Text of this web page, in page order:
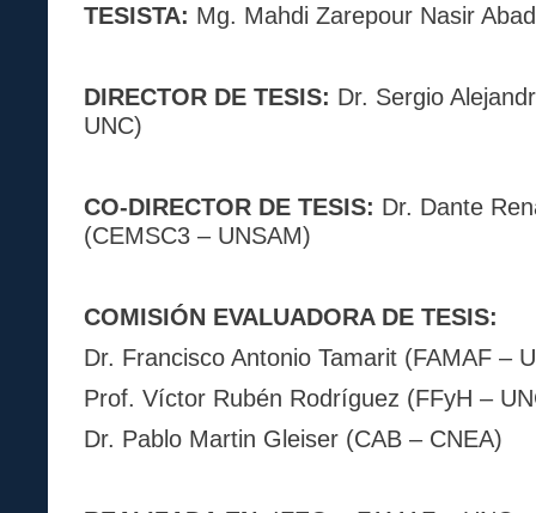
TESISTA: Mg. Mahdi Zarepour Nasir
DIRECTOR DE TESIS: Dr. Sergio
UNC)
CO-DIRECTOR DE TESIS: Dr. Dante
(CEMSC3 – UNSAM)
COMISIÓN EVALUADORA DE TESIS:
Dr. Francisco Antonio Tamarit (FAMAF –
Prof. Víctor Rubén Rodríguez (FFyH –
Dr. Pablo Martin Gleiser (CAB – CNEA)